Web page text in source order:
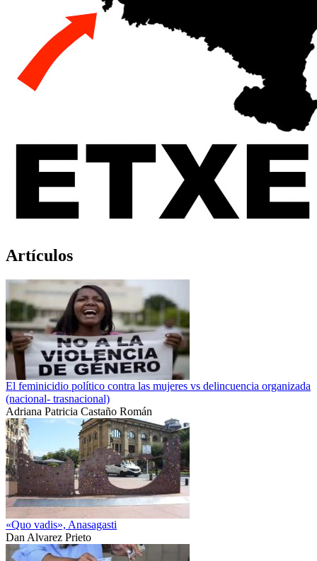
Artículos
El feminicidio político contra las mujeres vs delincuencia organizada
(nacional- trasnacional)
Adriana Patricia Castaño Román
«Quo vadis», Anasagasti
Dan Alvarez Prieto